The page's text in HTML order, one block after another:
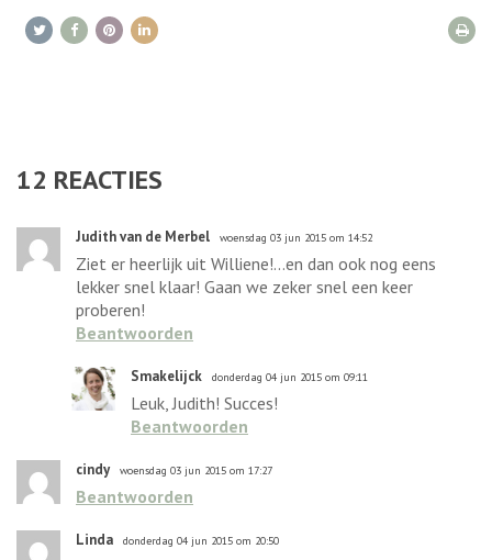
12 REACTIES
Judith van de Merbel woensdag 03 jun 2015 om 14:52
Ziet er heerlijk uit Williene!...en dan ook nog eens
lekker snel klaar! Gaan we zeker snel een keer
proberen!
Beantwoorden
Smakelijck donderdag 04 jun 2015 om 09:11
Leuk, Judith! Succes!
Beantwoorden
cindy woensdag 03 jun 2015 om 17:27
Beantwoorden
Linda donderdag 04 jun 2015 om 20:50